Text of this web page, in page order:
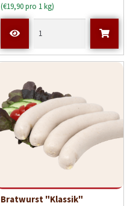
(€19,90 pro 1 kg)
Bratwurst "Klassik"